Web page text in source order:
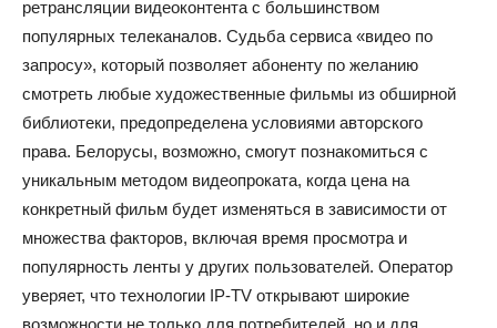
ретрансляции видеоконтента с большинством
популярных телеканалов. Судьба сервиса «видео по
запросу», который позволяет абоненту по желанию
смотреть любые художественные фильмы из обширной
библиотеки, предопределена условиями авторского
права. Белорусы, возможно, смогут познакомиться с
уникальным методом видеопроката, когда цена на
конкретный фильм будет изменяться в зависимости от
множества факторов, включая время просмотра и
популярность ленты у других пользователей. Оператор
уверяет, что технологии IP-TV открывают широкие
возможности не только для потребителей, но и для